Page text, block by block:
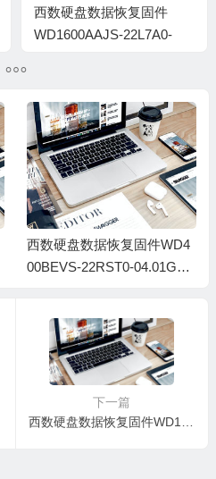
西数硬盘数据恢复固件
WD1600AAJS-22L7A0-
000500ER
西数硬盘数据恢复固件WD4
00BEVS-22RST0-04.01G04-
下一篇
西数硬盘数据恢复固件WD1200BEVS-08RST2-08.01G08-WD-WXEZ07K29914-110086